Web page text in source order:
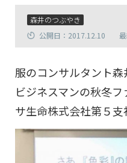
森井のつぶやき
公開日：2017.12.10
服のコンサルタント森
ビジネスマンの秋冬
サ生命株式会社第５支